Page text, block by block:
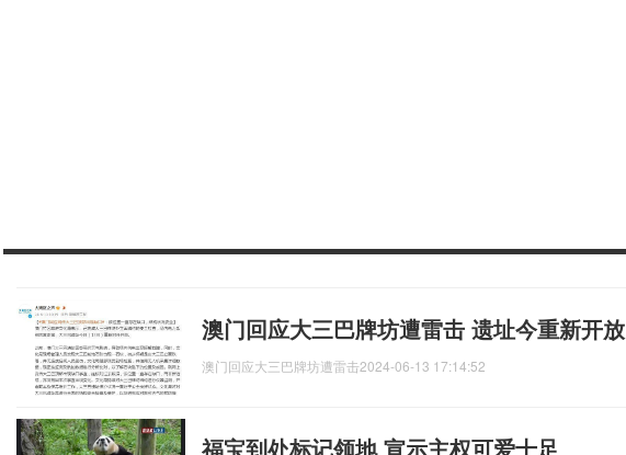
澳门回应大三巴牌坊遭雷击 遗址今重新开放
澳门回应大三巴牌坊遭雷击2024-06-13 17:14:52
福宝到处标记领地 宣示主权可爱十足